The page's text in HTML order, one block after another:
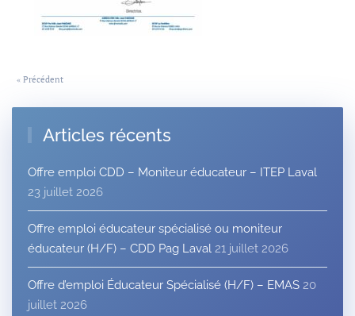
« Précédent
Articles récents
Offre emploi CDD – Moniteur éducateur – ITEP Laval
23 juillet 2026
Offre emploi éducateur spécialisé ou moniteur
éducateur (H/F) – CDD Pag Laval 21 juillet 2026
Offre d’emploi Éducateur Spécialisé (H/F) – EMAS 20
juillet 2026